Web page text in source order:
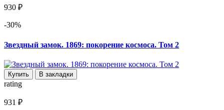
930 ₽
-30%
Звездный замок. 1869: покорение космоса. Том 2
Купить В закладки
rating
931 ₽